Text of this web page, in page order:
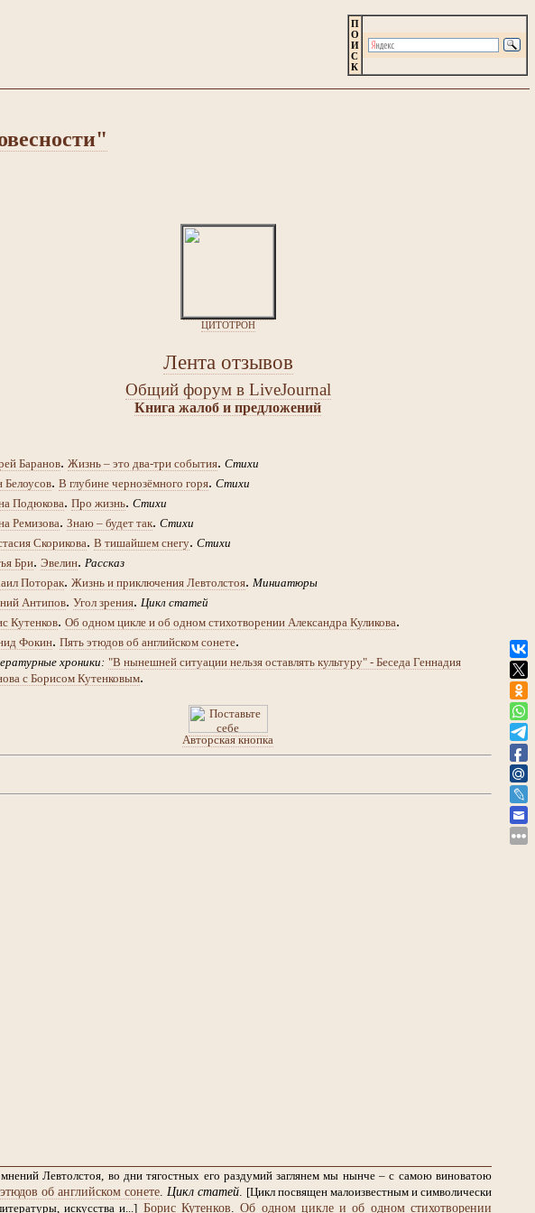
П
О
И
С
К
ЦИТОТРОН
Лента отзывов
Общий форум в LiveJournal
Книга жалоб и предложений
Баранов. Жизнь – это два-три события. Стихи
Белоусов. В глубине чернозёмного горя. Стихи
Подюкова. Про жизнь. Стихи
Ремизова. Знаю – будет так. Стихи
Скорикова. В тишайшем снегу. Стихи
Бри. Эвелин. Рассказ
Поторак. Жизнь и приключения Левтолстоя. Миниатюры
Антипов. Угол зрения. Цикл статей
Кутенков. Об одном цикле и об одном стихотворении Александра Куликова.
Фокин. Пять этюдов об английском сонете.
хроники: "В нынешней ситуации нельзя оставлять культуру" - Беседа Геннадия
с Борисом Кутенковым.
Авторская кнопка
Левтолстоя, во дни тягостных его раздумий заглянем мы нынче – с самою виноватою
об английском сонете. Цикл статей. [Цикл посвящен малоизвестным и символически
искусства и...] Борис Кутенков.Об одном цикле и об одном стихотворении